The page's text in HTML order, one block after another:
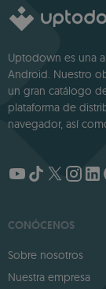
Uptodown es una
Android. Nuestro
un gran catálogo
plataforma de
navegador, así
CONÓCENOS
Sobre nosotros
Nuestra empresa